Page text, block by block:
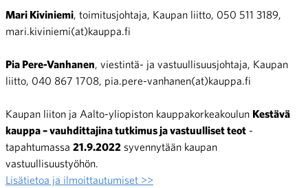
Mari Kiviniemi , toimitusjohtaja, Kaupan liitto, 050 511 3189,
mari.kiviniemi(at)kauppa.fi
Pia Pere-Vanhanen , viestintä- ja vastuullisuusjohtaja, Kaupan
liitto, 040 867 1708, pia.pere-vanhanen(at)kauppa.fi
Kaupan liiton ja Aalto-yliopiston kauppakorkeakoulun Kestävä
kauppa – vauhdittajina tutkimus ja vastuulliset teot -
tapahtumassa 21.9.2022 syvennytään kaupan
vastuullisuustyöhön.
Lisätietoa ja ilmoittautumiset >>